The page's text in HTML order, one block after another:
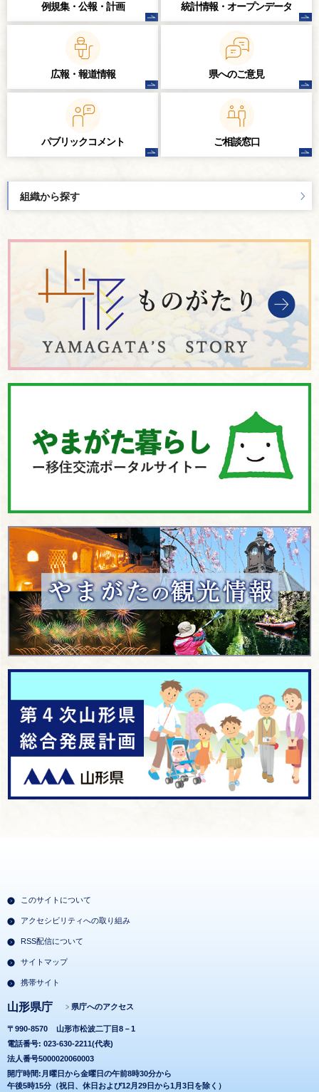
例規集・公報・計画 統計情報・ オープンデータ
広報・報道情報 県へのご意見
パブリックコメント ご相談窓口
組織から探す
このサイトについて
アクセシビリティへの取り組み
RSS配信について
サイトマップ
携帯サイト
山形県庁 県庁へのアクセス
〒990-8570
山形市松波二丁目8－1
電話番号: 023-630-2211(代表)
法人番号5000020060003
開庁時間:月曜日から金曜日の午前8時30分から
午後5時15分（祝日、休日および12月29日から1月3日を除く）